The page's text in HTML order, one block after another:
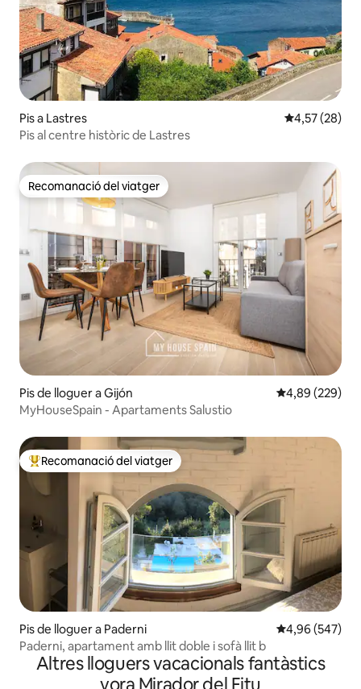
Pis a Lastres 4,57 de
4,57 (28)
Pis al centre històric de Lastres
Recomanació del viatger
Recomanació del viatger
Pis de lloguer a Gijón 4,89 de
4,89 (229)
MyHouseSpain - Apartaments Salustio
Principals recomanacions dels viatgers
Recomanació del viatger
Pis de lloguer a Paderni 4,96 de
4,96 (547)
Paderni, apartament amb llit doble i sofà llit b
Altres lloguers vacacionals fantàstics